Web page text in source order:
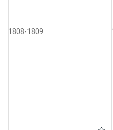
1808-1809